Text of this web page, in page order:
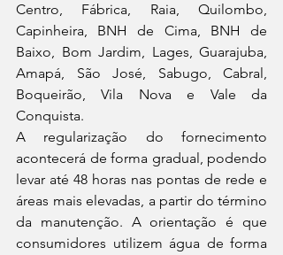
Centro, Fábrica, Raia, Quilombo,
Capinheira, BNH de Cima, BNH de
Baixo, Bom Jardim, Lages, Guarajuba,
Amapá, São José, Sabugo, Cabral,
Boqueirão, Vila Nova e Vale da
Conquista.
A regularização do fornecimento
acontecerá de forma gradual, podendo
levar até 48 horas nas pontas de rede e
áreas mais elevadas, a partir do término
da manutenção. A orientação é que
consumidores utilizem água de forma